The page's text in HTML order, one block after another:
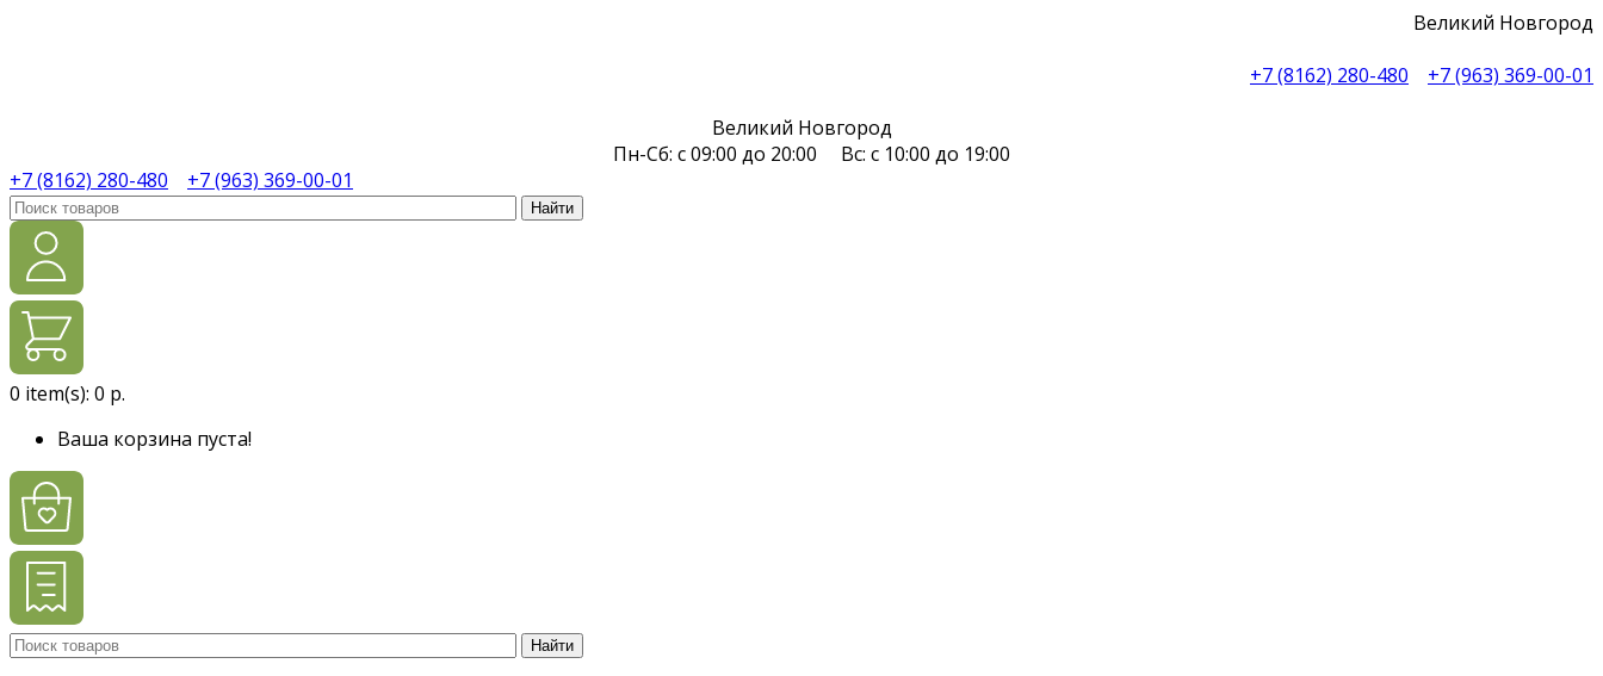
Великий Новгород
+7 (8162) 280-480
+7 (963) 369-00-01
Великий Новгород
Пн-Сб: с 09:00 до 20:00 Вс: с 10:00 до 19:00
+7 (8162) 280-480
+7 (963) 369-00-01
Найти
0 item(s): 0 р.
Ваша корзина пуста!
Найти